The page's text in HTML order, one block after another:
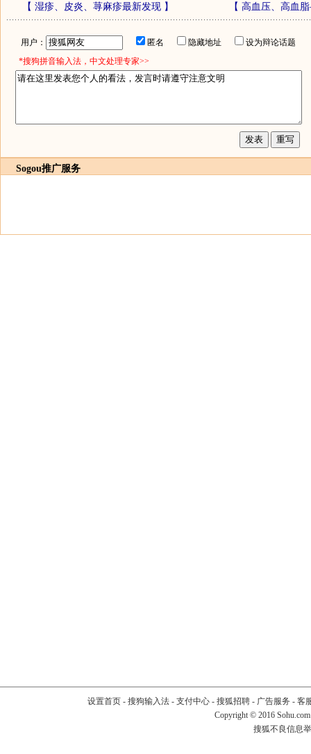
【 湿疹、皮炎、荨麻疹最新发现】 【 高血压、高血
用户： 匿名 隐藏地址
设为辩论话题
*搜狗拼音输入法，中文处理专家>>
Sogou推广服务
设置首页- 搜狗输入法- 支付中心- 搜狐招聘- 广告服务 - 客
Copyright © 2016
搜狐不良信息